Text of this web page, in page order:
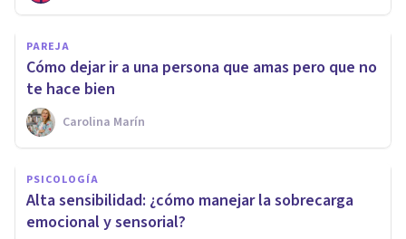
PAREJA
Cómo dejar ir a una persona que amas pero que no
te hace bien
Carolina Marín
PSICOLOGÍA
Alta sensibilidad: ¿cómo manejar la sobrecarga
emocional y sensorial?